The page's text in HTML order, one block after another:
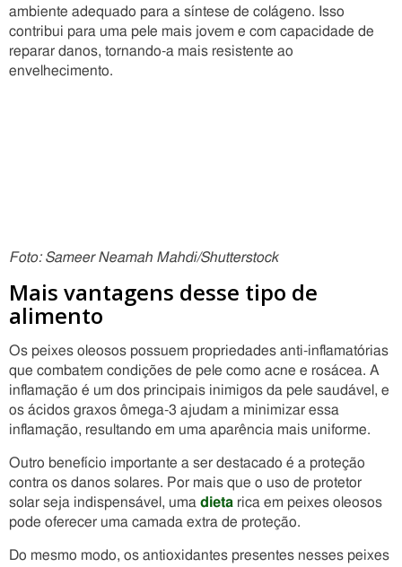
ambiente adequado para a síntese de colágeno. Isso
contribui para uma pele mais jovem e com capacidade de
reparar danos, tornando-a mais resistente ao
envelhecimento.
Foto: Sameer Neamah Mahdi/Shutterstock
Mais vantagens desse tipo de
alimento
Os peixes oleosos possuem propriedades anti-inflamatórias
que combatem condições de pele como acne e rosácea. A
inflamação é um dos principais inimigos da pele saudável, e
os ácidos graxos ômega-3 ajudam a minimizar essa
inflamação, resultando em uma aparência mais uniforme.
Outro benefício importante a ser destacado é a proteção
contra os danos solares. Por mais que o uso de protetor
solar seja indispensável, uma dieta rica em peixes oleosos
pode oferecer uma camada extra de proteção.
Do mesmo modo, os antioxidantes presentes nesses peixes